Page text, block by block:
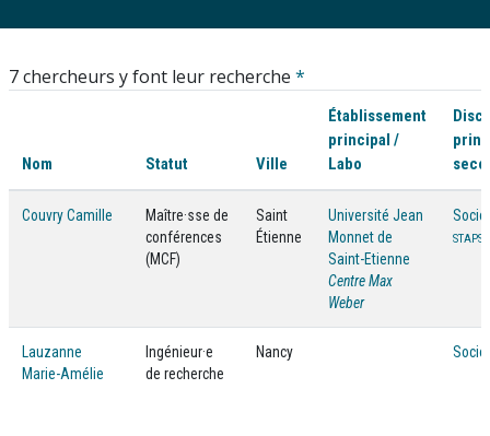
7 chercheurs y font leur recherche *
Nom Statut Ville
Établissement
principal /
Labo
Couvry Camille
Maître·sse de
conférences
(MCF)
Saint
Étienne
Université Jean
Monnet de
Saint-Etienne
Centre Max
Weber
STAPS
Lauzanne
Marie-Amélie
Ingénieur·e
de recherche
Nancy